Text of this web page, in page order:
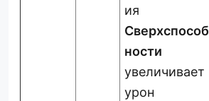
ия
Сверхспособ
ности
увеличивает
урон